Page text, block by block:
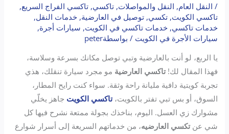
/ النقل العام, النقل والمواصلات,تاكسي,تاكسي الفراج السريع,
تاكسي الكويت,تكسي,توصيل في العارضية,خدمات النقل,
خدمات تاكسي,خدمات تاكسي في الكويت, سيارات أجرة,
سيارات الأجرة في الكويت / بواسطةpeter
يا الربع، لو أنت بالعارضية وتبي توصل مكانك بسرعة وسلاسة،
فهذا المقال لك!تاكسي العارضية مو مجرد سيارة تنقلك، هذي
تجربة كويتية دافية مليانة راحة وثقة. سواء كنت رايح المطار،
السوق، أو بس تبي تفتر بالكويت،تاكسي الكويت جاهز يخلّي
مشوارك زي العسل. اليوم، بناخذك بجولة ممتعة نشرح فيها كل
شي عنتكسي العارضيه، من خدماتهم السريعة إلى أسرار شوارع